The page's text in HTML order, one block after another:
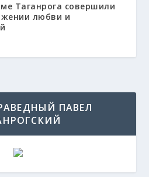
Таганрога совершили
любви и
ПАВЕЛ